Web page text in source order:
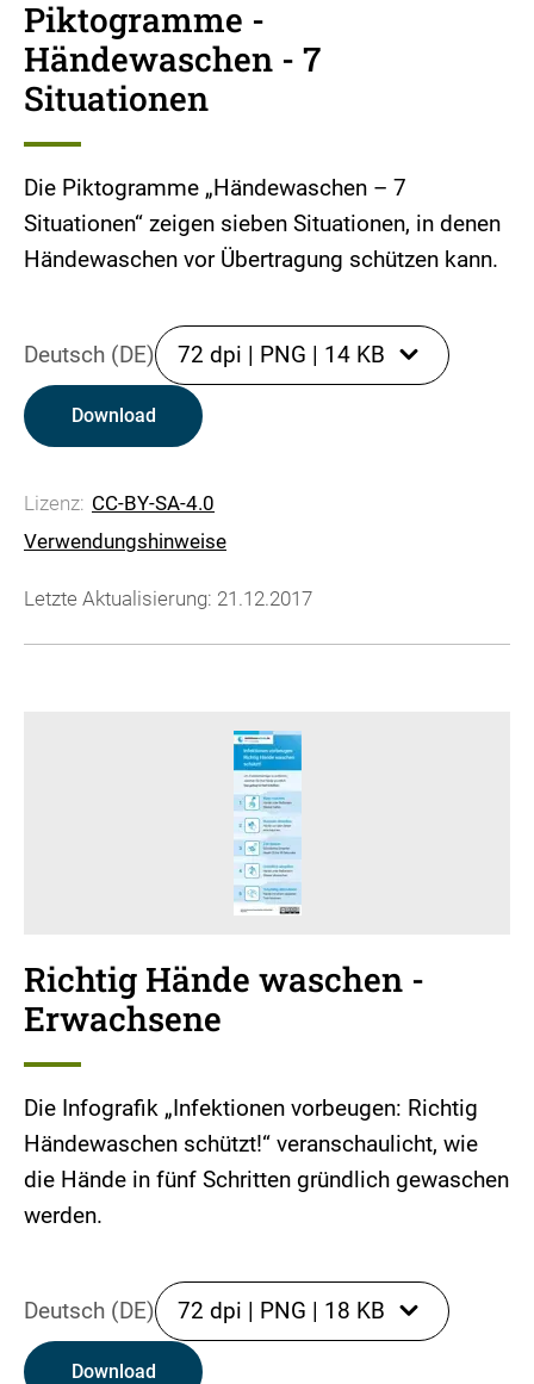
Piktogramme -
Händewaschen - 7
Situationen
Die Piktogramme „Händewaschen – 7
Situationen“ zeigen sieben Situationen, in denen
Händewaschen vor Übertragung schützen kann.
Deutsch (DE) 72 dpi | PNG | 14 KB
Download
Lizenz: CC-BY-SA-4.0
Verwendungshinweise
Letzte Aktualisierung: 21.12.2017
Richtig Hände waschen -
Erwachsene
Die Infografik „Infektionen vorbeugen: Richtig
Händewaschen schützt!“ veranschaulicht, wie
die Hände in fünf Schritten gründlich gewaschen
werden.
Deutsch (DE) 72 dpi | PNG | 18 KB
Download